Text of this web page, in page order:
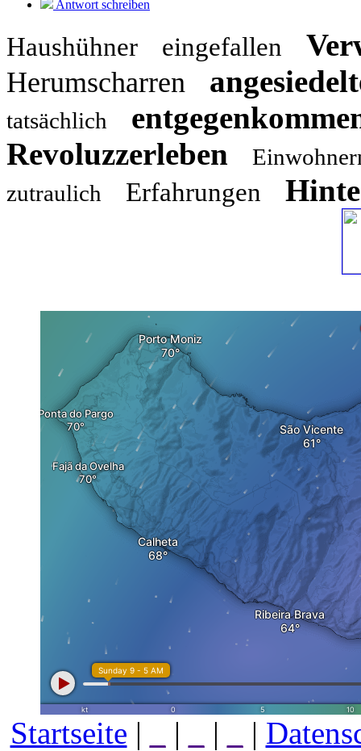
Antwort schreiben
Haushühner eingefallen
Herumscharren
tatsächlich
Revoluzzerleben
zutraulich
Erfahrungen
Startseite | | | |